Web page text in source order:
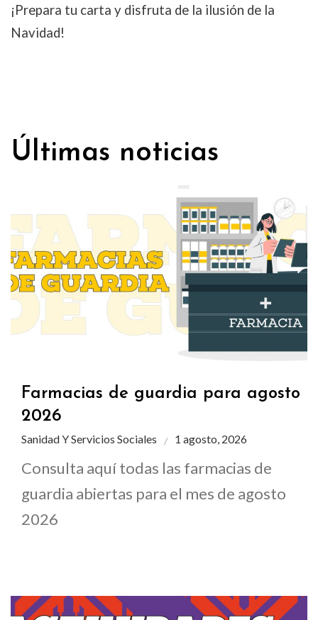
¡Prepara tu carta y disfruta de la ilusión de la
Navidad!
Últimas noticias
Farmacias de guardia para agosto
2026
Sanidad Y Servicios Sociales 1 agosto, 2026
Consulta aquí todas las farmacias de
guardia abiertas para el mes de agosto
2026